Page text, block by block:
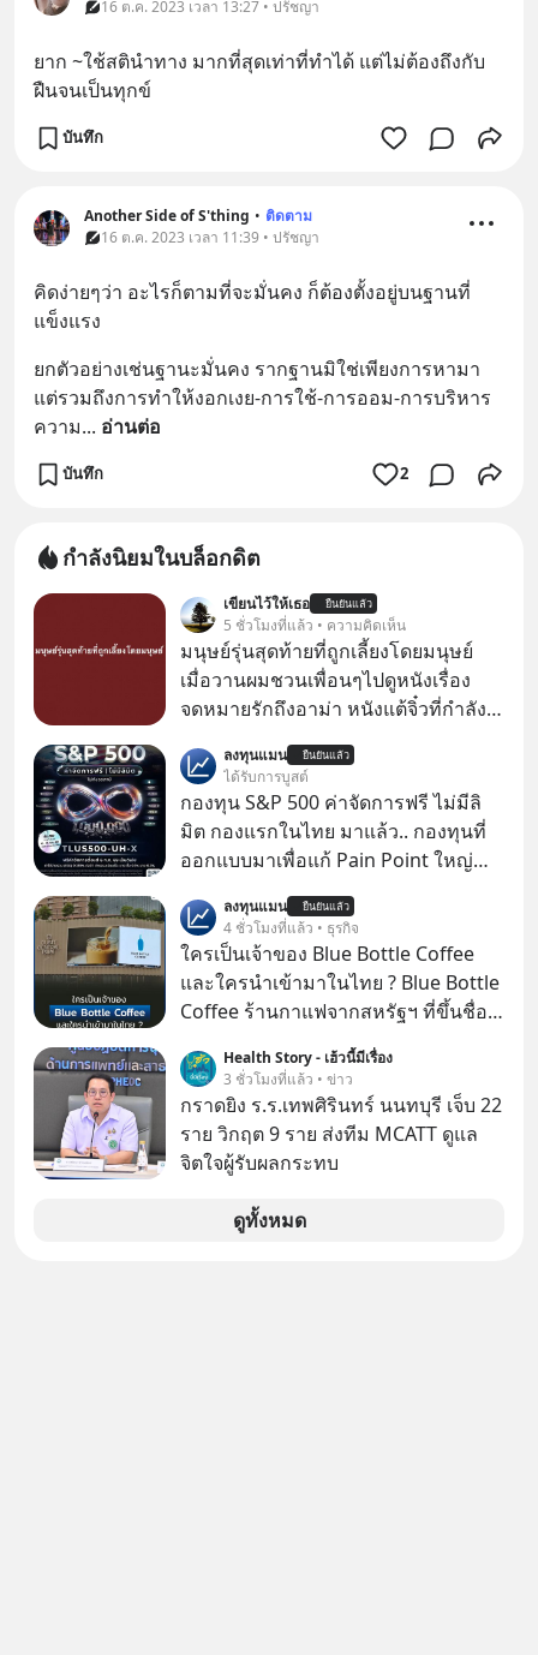
16 ต.ค. 2023 เวลา 13:27 • ปรัชญา
ยาก ~ใช้สตินำทาง มากที่สุดเท่าที่ทำได้ แต่ไม่ต้องถึงกับ
ฝืนจนเป็นทุกข์
บันทึก
Another Side of S'thing • ติดตาม
16 ต.ค. 2023 เวลา 11:39 • ปรัชญา
คิดง่ายๆว่า อะไรก็ตามที่จะมั่นคง ก็ต้องตั้งอยู่บนฐานที่
แข็งแรง
ยกตัวอย่างเช่นฐานะมั่นคง รากฐานมิใช่เพียงการหามา
แต่รวมถึงการทำให้งอกเงย-การใช้-การออม-การบริหาร
ความ... อ่านต่อ
บันทึก 2
กำลังนิยมในบล็อกดิต
เขียนไว้ให้เธอ ยืนยันแล้ว
5 ชั่วโมงที่แล้ว • ความคิดเห็น
มนุษย์รุ่นสุดท้ายที่ถูกเลี้ยงโดยมนุษย์
เมื่อวานผมชวนเพื่อนๆไปดูหนังเรื่อง
จดหมายรักถึงอาม่า หนังแต้จิ๋วที่กำลัง
ป๊าผมเห็นโปสเตอร์หนังเรื่องนี้หลาย
เดือนก่อนและอยากดูมาก ด้วยเพราะว่า
อากงก็มาจากเมืองจีน ป๊าก็พูดแต้จิ๋วได้
มีเรื่องราวมีความผูกพันที่ได้ยินตั้งแต่
ลงทุนแมน ยืนยันแล้ว
ได้รับการบูสต์
กองทุน S&P 500 ค่าจัดการฟรี ไม่มีลิ
มิต กองแรกในไทย มาแล้ว.. กองทุนที่
ออกแบบมาเพื่อแก้ Pain Point ใหญ่
ลงทุนแมน ยืนยันแล้ว
4 ชั่วโมงที่แล้ว • ธุรกิจ
ใครเป็นเจ้าของ Blue Bottle Coffee
และใครนำเข้ามาในไทย ? Blue Bottle
Coffee ร้านกาแฟจากสหรัฐฯ ที่ขึ้นชื่อ
แรกในประเทศไทย ที่ Central Park
Health Story - เฮ้วนี้มีเรื่อง
3 ชั่วโมงที่แล้ว • ข่าว
กราดยิง ร.ร.เทพศิรินทร์ นนทบุรี เจ็บ 22
ราย วิกฤต 9 ราย ส่งทีม MCATT ดูแล
จิตใจผู้รับผลกระทบ
ดูทั้งหมด